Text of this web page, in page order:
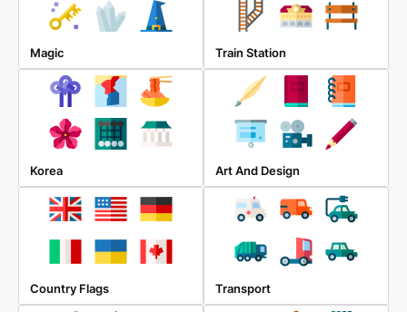
Magic Train Station
Korea Art And Design
Country Flags Transport